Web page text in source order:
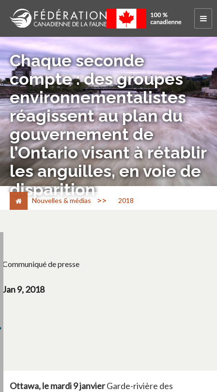
Chaque seconde
compte : des groupes
environnementalistes
réagissent au plan du
gouvernement de
l’Ontario visant à rétablir
les anguilles, en voie de
disparition
Nouvelles & médias > 2018
Communiqué de presse
Jan 9, 2018
Ottawa, le mardi 9 janvierGarde-rivière des